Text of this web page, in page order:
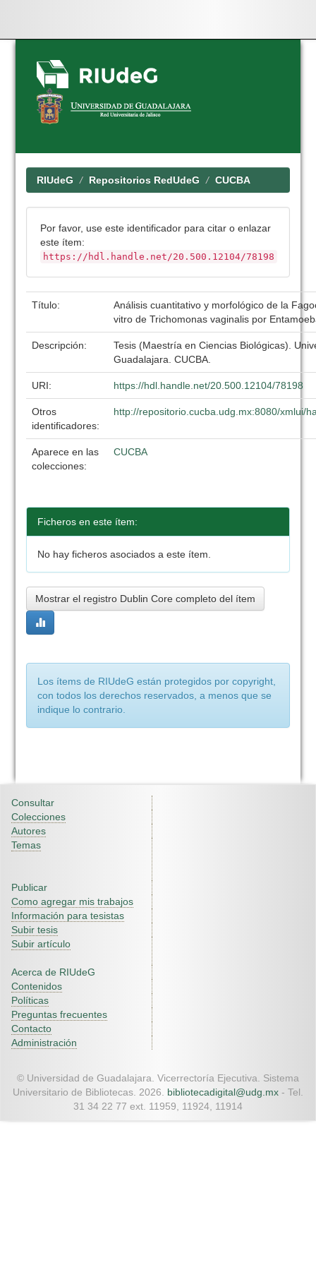
Skip
navigation
RIUdeG Repositorios RedUdeG CUCBA
Por favor, use este identificador para citar o enlazar
este ítem:
https://hdl.handle.net/20.500.12104/78198
Título:
Análisis cuantitativo y morfológico de la
vitro de Trichomonas vaginalis por
Descripción:
Tesis (Maestría en Ciencias Biológicas).
Guadalajara. CUCBA.
URI: https://hdl.handle.net/20.500.12104/78198
Otros
identificadores:
http://repositorio.cucba.udg.mx:8080/xmlui/
Aparece en las
colecciones:
CUCBA
Ficheros en este ítem:
No hay ficheros asociados a este ítem.
Mostrar el registro Dublin Core completo del ítem
Los ítems de RIUdeG están protegidos por copyright,
con todos los derechos reservados, a menos que se
indique lo contrario.
Consultar
Colecciones
Autores
Temas
Publicar
Como agregar mis trabajos
Información para tesistas
Subir tesis
Subir artículo
Acerca de RIUdeG
Contenidos
Políticas
Preguntas frecuentes
Contacto
Administración
© Universidad de Guadalajara. Vicerrectoría Ejecutiva. Sistema
Universitario de Bibliotecas. 2026. bibliotecadigital@udg.mx - Tel.
31 34 22 77 ext. 11959, 11924, 11914